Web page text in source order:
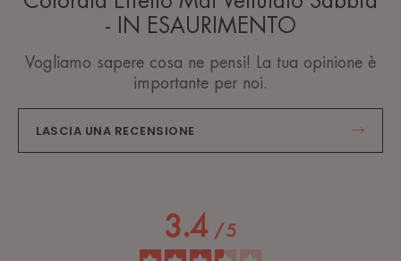
- IN ESAURIMENTO
Vogliamo sapere cosa ne pensi! La tua opinione è
importante per noi.
LASCIA UNA RECENSIONE
3.4 / 5